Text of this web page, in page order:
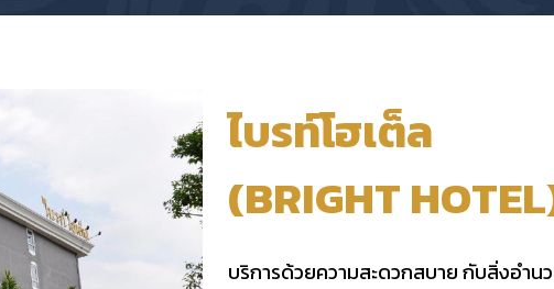
ไบรท์โฮเต็ล
(BRIGHT
บริการด้วยความสะดวกสบาย กับสิ่งอำน